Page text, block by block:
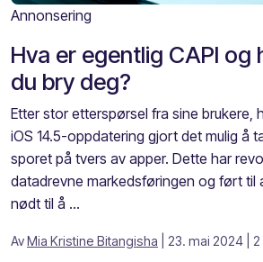
Annonsering
Hva er egentlig CAPI og
du bry deg?
Etter stor etterspørsel fra sine brukere,
iOS 14.5-oppdatering gjort det mulig å
sporet på tvers av apper. Dette har
datadrevne markedsføringen og ført til
nødt til å ...
Av Mia Kristine Bitangisha | 23. mai 2024 |